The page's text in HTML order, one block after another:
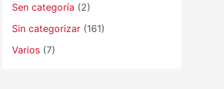
Sen categoría (2)
Sin categorizar (161)
Varios (7)